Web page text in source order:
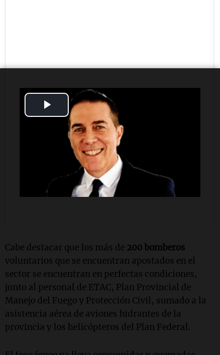
Play
Video
Cabe destacar que los más de 200 bomberos
voluntarios que se encuentran apostados en el
sector se encuentran en perfectas condiciones,
junto al personal de ETAC, Plan Provincial de
Manejo del Fuego y Protección Civil, sumado a la
asistencia aérea de aviones hidrantes de la
provincia y los helicópteros del Plan Federal.